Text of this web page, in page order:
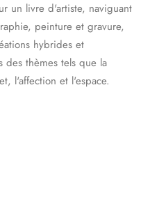
un livre d'artiste, naviguant
peinture et gravure,
hybrides et
des thèmes tels que la
l'affection et l'espace.